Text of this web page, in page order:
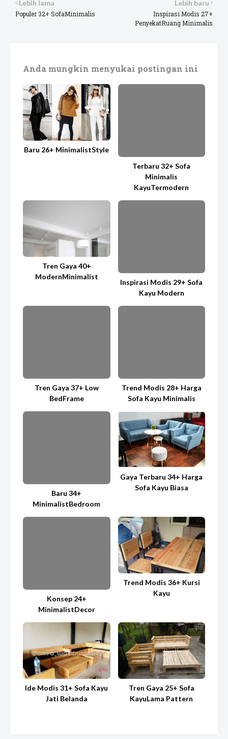
Lebih baru
Inspirasi Modis 27+
PenyekatRuang Minimalis
Lebih lama
Populer 32+ SofaMinimalis
Anda mungkin menyukai postingan ini
Baru 26+ MinimalistStyle
Terbaru 32+ Sofa
Minimalis
KayuTermodern
Tren Gaya 40+
ModernMinimalist
Inspirasi Modis 29+ Sofa
Kayu Modern
Tren Gaya 37+ Low
BedFrame
Trend Modis 28+ Harga
Sofa Kayu Minimalis
Baru 34+
MinimalistBedroom
Gaya Terbaru 34+ Harga
Sofa Kayu Biasa
Konsep 24+
MinimalistDecor
Trend Modis 36+ Kursi
Kayu
Ide Modis 31+ Sofa Kayu
Jati Belanda
Tren Gaya 25+ Sofa
KayuLama Pattern